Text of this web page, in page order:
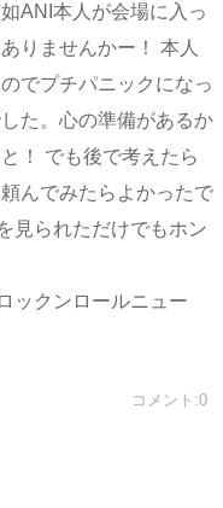
ANI本人が会場に入っ
りませんかー！ 本人
でプチパニックになっ
た。心の準備があるか
！ でも後で考えたら
んでみたらよかったで
見られただけでもホン
ロックンロールニュー
コメント:0